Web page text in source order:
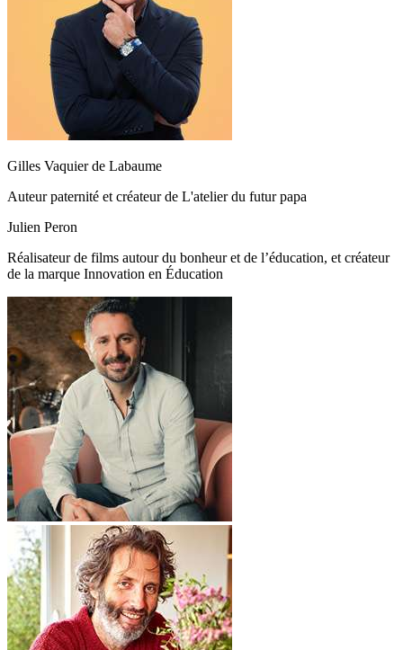
Gilles Vaquier de Labaume
Auteur paternité et créateur de L'atelier du futur papa
Julien Peron
Réalisateur de films autour du bonheur et de l’éducation, et créateur
de la marque Innovation en Éducation